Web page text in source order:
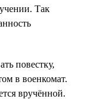
Так
повестку,
в военкомат.
вручённой.